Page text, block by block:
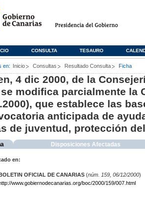
CONSULTA TESAURO
en: Inicio Consultas Resultado Consulta Ficha
4 dic 2000, de la
modifica parcialmente la
que establece las
anticipada de
de juventud, protección
Disposiciones Afectadas
en:
OFICIAL DE CANARIAS(núm. 159, 06/12/2000)
www.gobiernodecanarias.org/boc/2000/159/007.html